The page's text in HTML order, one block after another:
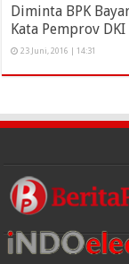
Diminta BPK
Kata Pemprov DKI
23 Juni, 2016 | 14:31